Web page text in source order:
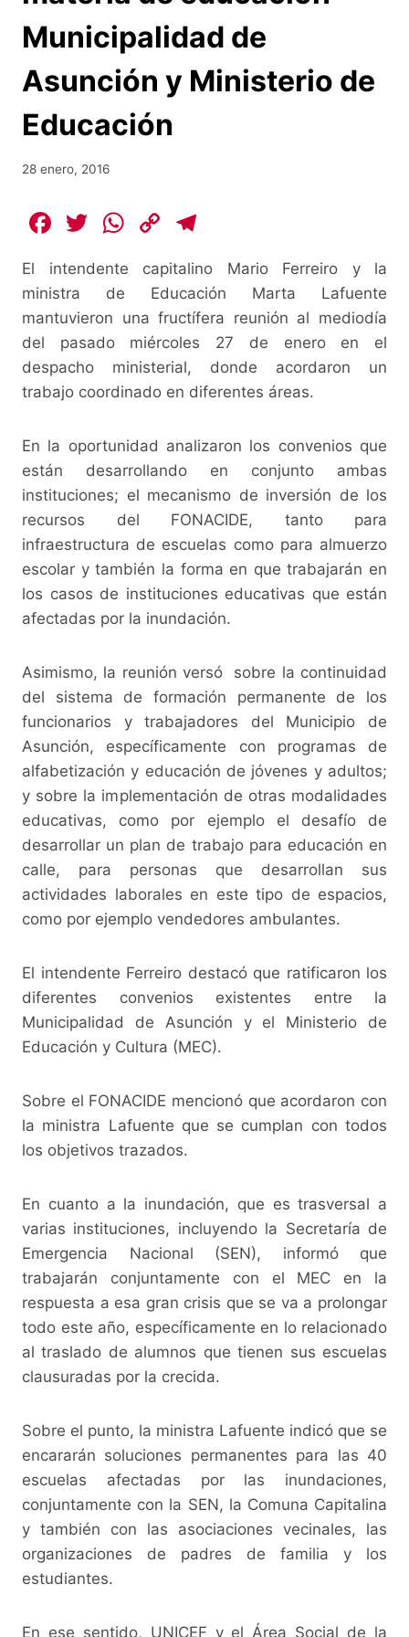
Municipalidad de
Asunción y Ministerio de
Educación
28 enero, 2016
F
c
e
b
o
o
T
itt
er
W
at
s
A
p
p
C
p
y
Li
n
k
e
gr
a
m
El intendente capitalino Mario Ferreiro y la
ministra de Educación Marta Lafuente
mantuvieron una fructífera reunión al mediodía
del pasado miércoles 27 de enero en el
despacho ministerial, donde acordaron un
trabajo coordinado en diferentes áreas.
En la oportunidad analizaron los convenios que
están desarrollando en conjunto ambas
instituciones; el mecanismo de inversión de los
recursos del FONACIDE, tanto para
infraestructura de escuelas como para almuerzo
escolar y también la forma en que trabajarán en
los casos de instituciones educativas que están
afectadas por la inundación.
Asimismo, la reunión versó sobre la continuidad
del sistema de formación permanente de los
funcionarios y trabajadores del Municipio de
Asunción, específicamente con programas de
alfabetización y educación de jóvenes y adultos;
y sobre la implementación de otras modalidades
educativas, como por ejemplo el desafío de
desarrollar un plan de trabajo para educación en
calle, para personas que desarrollan sus
actividades laborales en este tipo de espacios,
como por ejemplo vendedores ambulantes.
El intendente Ferreiro destacó que ratificaron los
diferentes convenios existentes entre la
Municipalidad de Asunción y el Ministerio de
Educación y Cultura (MEC).
Sobre el FONACIDE mencionó que acordaron con
la ministra Lafuente que se cumplan con todos
los objetivos trazados.
En cuanto a la inundación, que es trasversal a
varias instituciones, incluyendo la Secretaría de
Emergencia Nacional (SEN), informó que
trabajarán conjuntamente con el MEC en la
respuesta a esa gran crisis que se va a prolongar
todo este año, específicamente en lo relacionado
al traslado de alumnos que tienen sus escuelas
clausuradas por la crecida.
Sobre el punto, la ministra Lafuente indicó que se
encararán soluciones permanentes para las 40
escuelas afectadas por las inundaciones,
conjuntamente con la SEN, la Comuna Capitalina
y también con las asociaciones vecinales, las
organizaciones de padres de familia y los
estudiantes.
En ese sentido, UNICEF y el Área Social de la